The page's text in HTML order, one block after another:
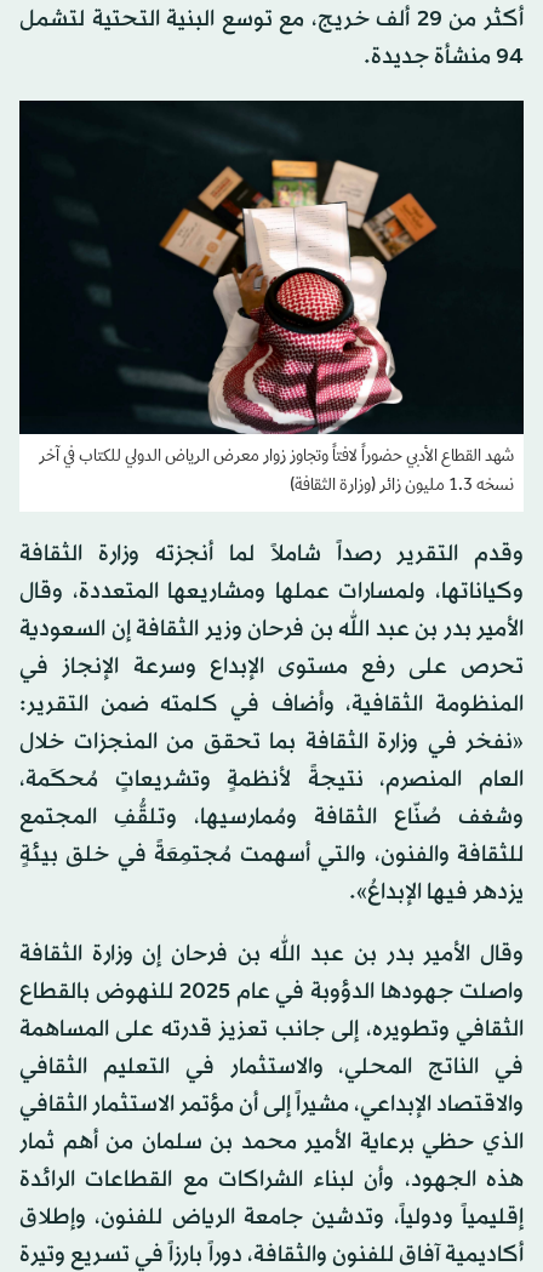
أكثر من 29 ألف خريج، مع توسع البنية التحتية لتشمل
94 منشأة جديدة.
شهد القطاع الأدبي حضوراً لافتاً وتجاوز زوار معرض الرياض الدولي للكتاب في آخر
نسخه 1.3 مليون زائر (وزارة الثقافة)
وقدم التقرير رصداً شاملاً لما أنجزته وزارة الثقافة
وكياناتها، ولمسارات عملها ومشاريعها المتعددة، وقال
الأمير بدر بن عبد الله بن فرحان وزير الثقافة إن السعودية
تحرص على رفع مستوى الإبداع وسرعة الإنجاز في
المنظومة الثقافية، وأضاف في كلمته ضمن التقرير:
«نفخر في وزارة الثقافة بما تحقق من المنجزات خلال
العام المنصرم، نتيجةً لأنظمةٍ وتشريعاتٍ مُحكَمة،
وشغف صُنّاع الثقافة ومُمارسيها، وتلقُّفِ المجتمع
للثقافة والفنون، والتي أسهمت مُجتمِعَةً في خلق بيئةٍ
يزدهر فيها الإبداعُ».
وقال الأمير بدر بن عبد الله بن فرحان إن وزارة الثقافة
واصلت جهودها الدؤوبة في عام 2025 للنهوض بالقطاع
الثقافي وتطويره، إلى جانب تعزيز قدرته على المساهمة
في الناتج المحلي، والاستثمار في التعليم الثقافي
والاقتصاد الإبداعي، مشيراً إلى أن مؤتمر الاستثمار الثقافي
الذي حظي برعاية الأمير محمد بن سلمان من أهم ثمار
هذه الجهود، وأن لبناء الشراكات مع القطاعات الرائدة
إقليمياً ودولياً، وتدشين جامعة الرياض للفنون، وإطلاق
أكاديمية آفاق للفنون والثقافة، دوراً بارزاً في تسريع وتيرة